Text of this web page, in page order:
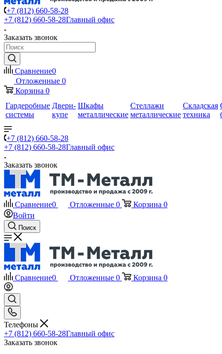
+7 (812) 660-58-28
+7 (812) 660-58-28Главный офис
Заказать звонок
Сравнение0
Отложенные 0
Корзина 0
Гардеробные
системы
Двери-
купе
Шкафы
металлические
Стеллажи
металлические
Складская
техника
+7 (812) 660-58-28
+7 (812) 660-58-28Главный офис
Заказать звонок
Сравнение0 Отложенные 0 Корзина 0
Войти
Поиск
Сравнение0 Отложенные 0 Корзина 0
Телефоны
+7 (812) 660-58-28Главный офис
Заказать звонок